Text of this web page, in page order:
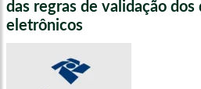
das regras de validação
eletrônicos